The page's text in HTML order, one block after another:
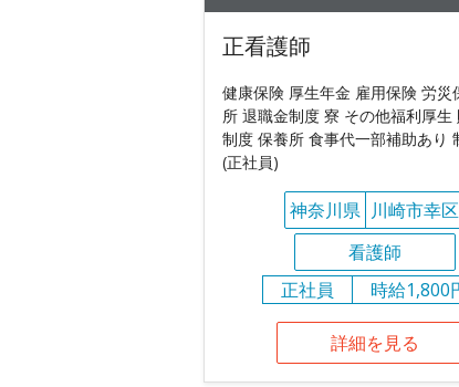
正看護師
健康保険 厚生年金 雇用保険 労災
所 退職金制度 寮 その他福利厚生
制度 保養所 食事代一部補助あり
(正社員)
神奈川県 川崎市幸区
看護師
正社員
時給1,800
詳細を見る